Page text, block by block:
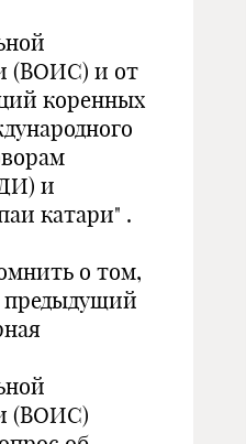
(ВОИС) и от
коренных
и
катари" .
о том,
предыдущий
(ВОИС)